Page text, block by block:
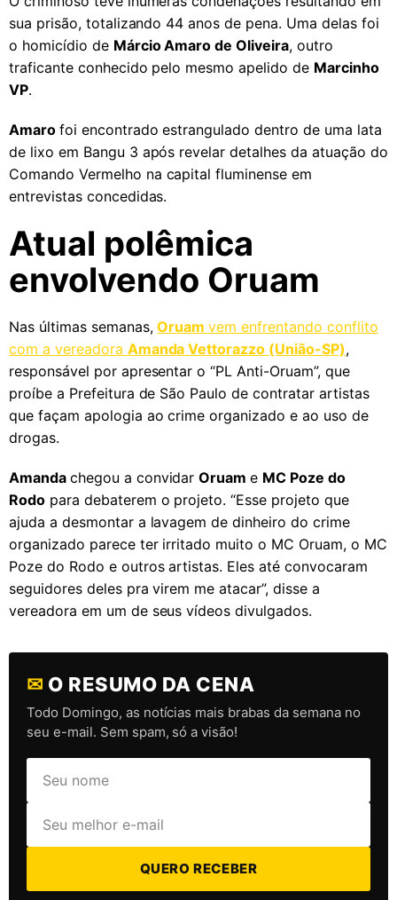
sua prisão, totalizando 44 anos de pena. Uma delas foi
o homicídio de Márcio Amaro de Oliveira, outro
traficante conhecido pelo mesmo apelido de Marcinho
VP.
Amaro foi encontrado estrangulado dentro de uma lata
de lixo em Bangu 3 após revelar detalhes da atuação do
Comando Vermelho na capital fluminense em
entrevistas concedidas.
Atual polêmica
envolvendo Oruam
Nas últimas semanas,Oruamvem enfrentando conflito
com a vereadora Amanda Vettorazzo (União-SP),
responsável por apresentar o “PL Anti-Oruam”, que
proíbe a Prefeitura de São Paulo de contratar artistas
que façam apologia ao crime organizado e ao uso de
drogas.
Amanda chegou a convidarOruame MC Poze do
Rodopara debaterem o projeto. “Esse projeto que
ajuda a desmontar a lavagem de dinheiro do crime
organizado parece ter irritado muito o MC Oruam, o MC
Poze do Rodo e outros artistas. Eles até convocaram
seguidores deles pra virem me atacar”, disse a
vereadora em um de seus vídeos divulgados.
✉ O RESUMO DA CENA
Todo Domingo, as notícias mais brabas da semana no
seu e-mail. Sem spam, só a visão!
QUERO RECEBER